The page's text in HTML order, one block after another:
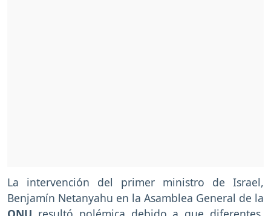
La intervención del primer ministro de Israel,
Benjamín Netanyahu en la Asamblea General de la